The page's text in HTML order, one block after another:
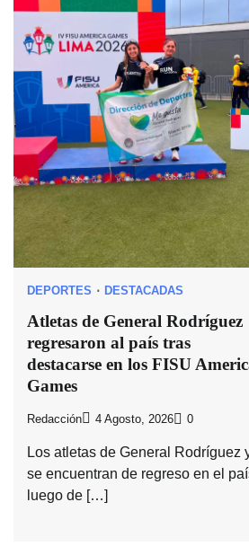
DEPORTES DESTACADAS
Atletas de General Rodríguez
regresaron al país tras
destacarse en los FISU
Games
Redacción 4 Agosto, 2026 0
Los atletas de General Rodríguez
se encuentran de regreso en el
luego de […]